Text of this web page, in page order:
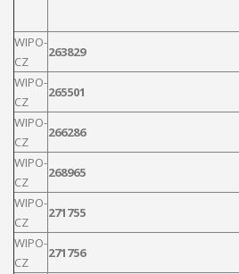
WIPO-
CZ
263829
WIPO-
CZ
265501
WIPO-
CZ
266286
WIPO-
CZ
268965
WIPO-
CZ
271755
WIPO-
CZ
271756